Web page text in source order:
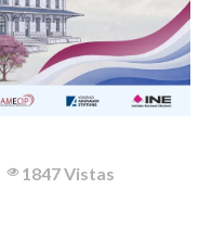
1847 Vistas